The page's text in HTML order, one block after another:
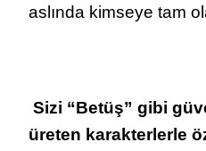
aslında kimseye tam
Sizi “Betüş” gibi
üreten karakterlerle